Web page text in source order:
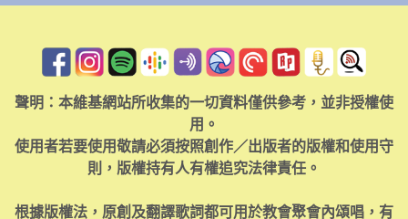
聲明：本維基網站所收集的一切資料僅供參考，並非授權使
用。
使用者若要使用敬請必須按照創作／出版者的版權和使用守
則，版權持有人有權追究法律責任。
根據版權法，原創及翻譯歌詞都可用於教會聚會內頌唱，有